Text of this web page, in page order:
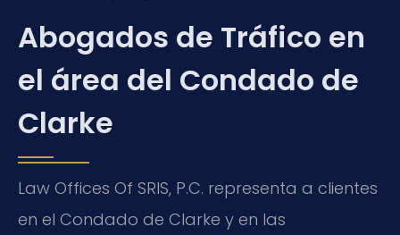
Abogados de Tráfico en
el área del Condado de
Clarke
Law Offices Of SRIS, P.C. representa a clientes
en el Condado de Clarke y en las